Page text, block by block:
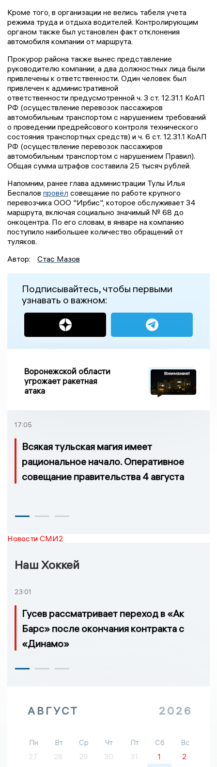
Кроме того, в организации не велись табеля учета
режима труда и отдыха водителей. Контролирующим
органом также был установлен факт отклонения
автомобиля компании от маршрута.
Прокурор района также вынес представление
руководителю компании, а два должностных лица были
привлечены к ответственности. Один человек был
привлечен к административной
ответственности предусмотренной ч. 3 ст. 12.31.1 КоАП
РФ (осуществление перевозок пассажиров
автомобильным транспортом с нарушением требований
о проведении предрейсового контроля технического
состояния транспортных средств) и ч. 6 ст. 12.31.1 КоАП
РФ (осуществление перевозок пассажиров
автомобильным транспортом с нарушением Правил).
Общая сумма штрафов составила 25 тысяч рублей.
Напомним, ранее глава администрации Тулы Илья
Беспалов провёл совещание по работе крупного
перевозчика ООО "Ирбис", которое обслуживает 34
маршрута, включая социально значимый № 68 до
онкоцентра. По его словам, в январе на компанию
поступило наибольшее количество обращений от
туляков.
Автор:
Стас Мазов
Подписывайтесь, чтобы первыми
узнавать о важном:
Воронежской области
угрожает ракетная
атака
17:05
Всякая тульская магия имеет
рациональное начало. Оперативное
совещание правительства 4 августа
Новости СМИ2
Наш Хоккей
23:01
Гусев рассматривает переход в «Ак
Барс» после окончания контракта с
«Динамо»
АВГУСТ 2026
Пн Вт Ср Чт Пт Сб
Вс
27
28 29 30 31 1
2